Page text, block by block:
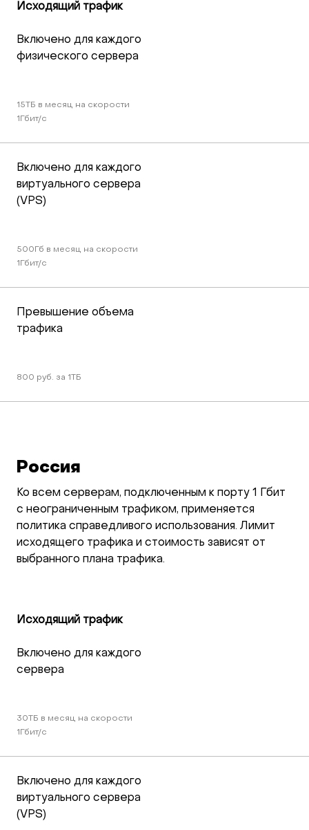
Исходящий трафик
Включено для каждого
физического сервера
15TБ в месяц на скорости
1Гбит/c
Включено для каждого
виртуального сервера
(VPS)
500Гб в месяц на скорости
1Гбит/c
Превышение объема
трафика
800 руб. за 1ТБ
Россия
Ко всем серверам, подключенным к порту 1 Гбит
с неограниченным трафиком, применяется
политика справедливого использования. Лимит
исходящего трафика и стоимость зависят от
выбранного плана трафика.
Исходящий трафик
Включено для каждого
сервера
30TБ в месяц на скорости
1Гбит/c
Включено для каждого
виртуального сервера
(VPS)